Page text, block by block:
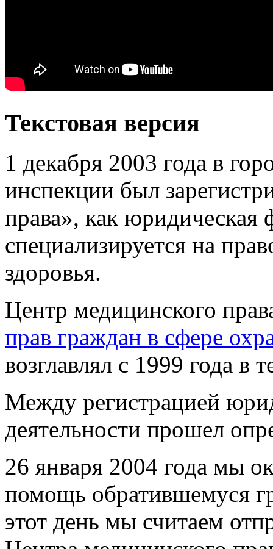
Текстовая версия
1 декабря 2003 года в
инспекции был
права», как юридическая
специализируется на
здоровья.
Центр медицинского
прав граждан в сфере
возглавлял с 1999 года в
Между регистрацией
деятельности прошел
26 января 2004 года мы
помощь обратившемуся
этот день мы считаем